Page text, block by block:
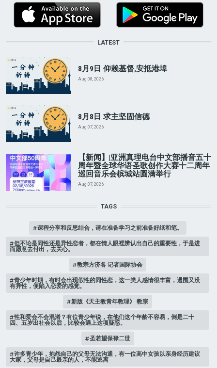
LATEST
8月9日 仰赖基督,安抵港埠
Aug 08, 2026
8月8日 求主坚固信德
Aug 07, 2026
【新闻】|亚洲真理电台中文部播音五十
周年暨全球华语圣歌创作大赛十二周年
巡回音乐会槟城站圆满举行
Aug 07, 2026
TAGS
课程分享和反思结合，请在准备学习之前准备好纸和笔。
但不论是同性还是异性恋者，都在情人眼裡辨认出自己的重要性，于是进
而愿意去付出，去关心。
教宗方济各 记者国际协会
青少年时期，有时会出现假性的同性恋，这一类人感情很丰富，週围又没
有异性，便陷入恋爱的感觉。
新版《天主教青年教理》 教宗
性和爱会不会混淆？有位青少年说，在他们这个年龄不容易，倒是二十
四、五岁出社会以后，比较会遇上这项疑惑。
圣若望保禄二世
许多青少年，抱怨自己的父母无法沟通，有一位高中女孩以亲身经历建议
大家，父母是自己最亲的人，不能逃离